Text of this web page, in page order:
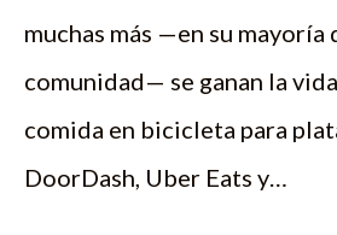
muchas más —en su mayoría
comunidad— se ganan la
comida en bicicleta para
DoorDash, Uber Eats y…